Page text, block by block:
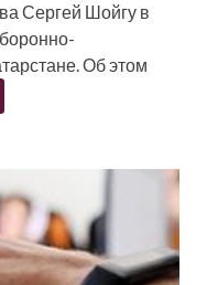
Сергей Шойгу в
Об этом